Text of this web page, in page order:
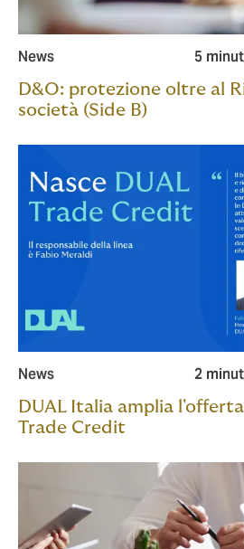
News 5
D&O: protezione oltre al
società (Side B)
News 2
DUAL Italia amplia
Trade Credit